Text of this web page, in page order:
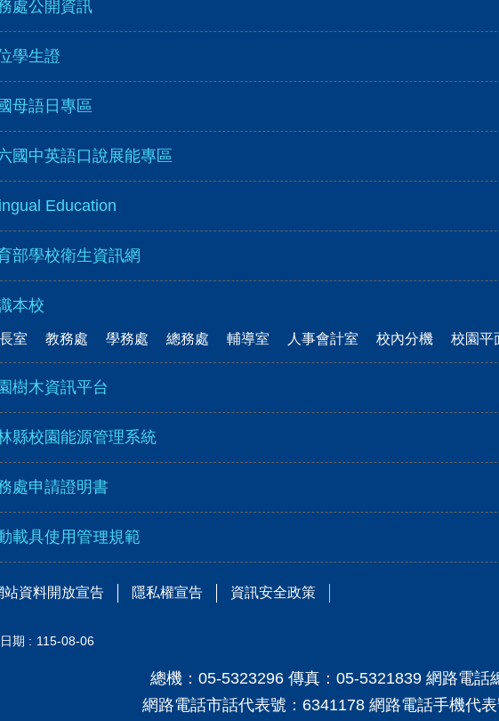
處公開資訊
學生證
母語日專區
國中英語口說展能專區
Education
部學校衛生資訊網
本校
室 教務處 學務處 總務處 輔導室 人事會計室 校內分機 校園平
樹木資訊平台
縣校園能源管理系統
處申請證明書
載具使用管理規範
站資料開放宣告 隱私權宣告 資訊安全政策
期 115-08-06
總機：05-5323296 傳真：05-5321839 網路電話
網路電話市話代表號：6341178 網路電話手機代